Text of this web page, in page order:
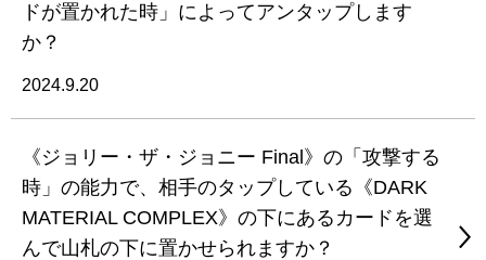
ドが置かれた時」によってアンタップします
か？
2024.9.20
《ジョリー・ザ・ジョニー Final》の「攻撃する
時」の能力で、相手のタップしている《DARK
MATERIAL COMPLEX》の下にあるカードを選
んで山札の下に置かせられますか？